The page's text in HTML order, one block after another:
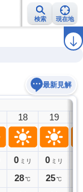
検索 現在地
ラ
最新見解
18
0 ミリ
28℃
19
0 ミリ
25℃